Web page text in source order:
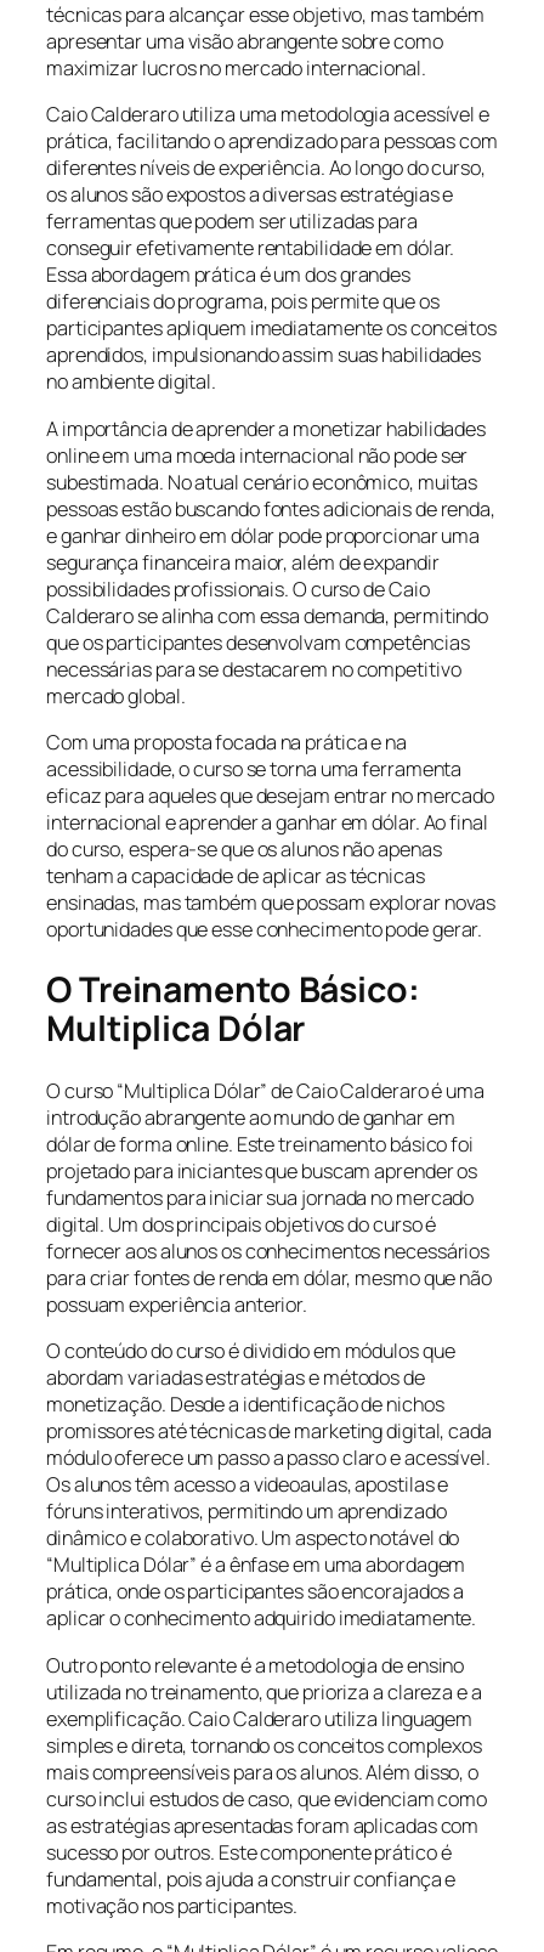
técnicas para alcançar esse objetivo, mas também
apresentar uma visão abrangente sobre como
maximizar lucros no mercado internacional.
Caio Calderaro utiliza uma metodologia acessível e
prática, facilitando o aprendizado para pessoas com
diferentes níveis de experiência. Ao longo do curso,
os alunos são expostos a diversas estratégias e
ferramentas que podem ser utilizadas para
conseguir efetivamente rentabilidade em dólar.
Essa abordagem prática é um dos grandes
diferenciais do programa, pois permite que os
participantes apliquem imediatamente os conceitos
aprendidos, impulsionando assim suas habilidades
no ambiente digital.
A importância de aprender a monetizar habilidades
online em uma moeda internacional não pode ser
subestimada. No atual cenário econômico, muitas
pessoas estão buscando fontes adicionais de renda,
e ganhar dinheiro em dólar pode proporcionar uma
segurança financeira maior, além de expandir
possibilidades profissionais. O curso de Caio
Calderaro se alinha com essa demanda, permitindo
que os participantes desenvolvam competências
necessárias para se destacarem no competitivo
mercado global.
Com uma proposta focada na prática e na
acessibilidade, o curso se torna uma ferramenta
eficaz para aqueles que desejam entrar no mercado
internacional e aprender a ganhar em dólar. Ao final
do curso, espera-se que os alunos não apenas
tenham a capacidade de aplicar as técnicas
ensinadas, mas também que possam explorar novas
oportunidades que esse conhecimento pode gerar.
O Treinamento Básico:
Multiplica Dólar
O curso “Multiplica Dólar” de Caio Calderaro é uma
introdução abrangente ao mundo de ganhar em
dólar de forma online. Este treinamento básico foi
projetado para iniciantes que buscam aprender os
fundamentos para iniciar sua jornada no mercado
digital. Um dos principais objetivos do curso é
fornecer aos alunos os conhecimentos necessários
para criar fontes de renda em dólar, mesmo que não
possuam experiência anterior.
O conteúdo do curso é dividido em módulos que
abordam variadas estratégias e métodos de
monetização. Desde a identificação de nichos
promissores até técnicas de marketing digital, cada
módulo oferece um passo a passo claro e acessível.
Os alunos têm acesso a videoaulas, apostilas e
fóruns interativos, permitindo um aprendizado
dinâmico e colaborativo. Um aspecto notável do
“Multiplica Dólar” é a ênfase em uma abordagem
prática, onde os participantes são encorajados a
aplicar o conhecimento adquirido imediatamente.
Outro ponto relevante é a metodologia de ensino
utilizada no treinamento, que prioriza a clareza e a
exemplificação. Caio Calderaro utiliza linguagem
simples e direta, tornando os conceitos complexos
mais compreensíveis para os alunos. Além disso, o
curso inclui estudos de caso, que evidenciam como
as estratégias apresentadas foram aplicadas com
sucesso por outros. Este componente prático é
fundamental, pois ajuda a construir confiança e
motivação nos participantes.